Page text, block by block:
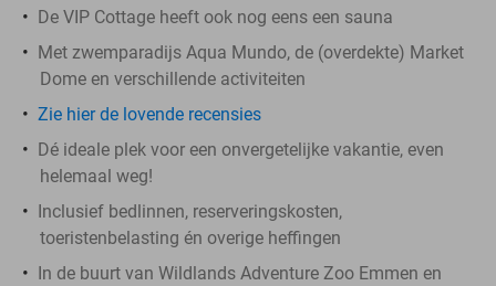
De VIP Cottage heeft ook nog eens een sauna
Met zwemparadijs Aqua Mundo, de (overdekte) Market
Dome en verschillende activiteiten
Zie hier de lovende recensies
Dé ideale plek voor een onvergetelijke vakantie, even
helemaal weg!
Inclusief bedlinnen, reserveringskosten,
toeristenbelasting én overige heffingen
In de buurt van Wildlands Adventure Zoo Emmen en